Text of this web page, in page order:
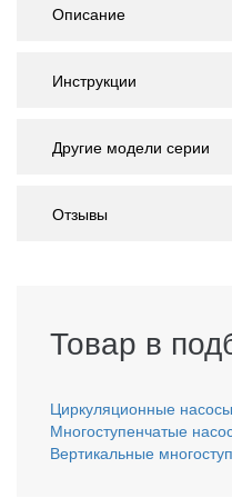
Описание
Инструкции
Другие модели серии
Отзывы
Товар в
Циркуляционные насосы
Многоступенчатые
Вертикальные